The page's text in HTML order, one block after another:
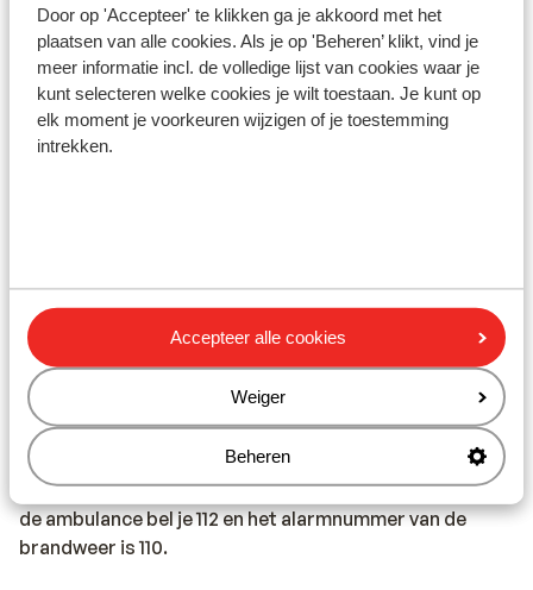
Door op 'Accepteer' te klikken ga je akkoord met het
plaatsen van alle cookies. Als je op 'Beheren’ klikt, vind je
meer informatie incl. de volledige lijst van cookies waar je
kunt selecteren welke cookies je wilt toestaan. Je kunt op
elk moment je voorkeuren wijzigen of je toestemming
intrekken.
Accepteer alle cookies
Weiger
Beheren
verantwoordelijkheid. Sunweb kan hiervoor niet
aansprakelijk worden gesteld.
Vaccinatie:
Voor actuele informatie betreffende vaccinaties en
andere gegevens over gezondheid en reizen kijk je op
jouw verzekering. De EHIC-pas (staat vermeld op de
achterkant van je verzekeringspas) is op deze
bestemming niet geldig.
Alarmnummer:
Het alarmnummer in Turkije voor de politie is 155. Voor
de ambulance bel je 112 en het alarmnummer van de
brandweer is 110.